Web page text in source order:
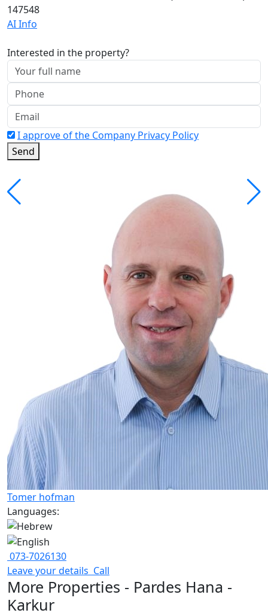
147548
AI Info
Interested in the property?
I approve of the Company Privacy Policy
Send
Tomer hofman
Languages:
073-7026130
Leave your details Call
More Properties - Pardes Hana -
Karkur